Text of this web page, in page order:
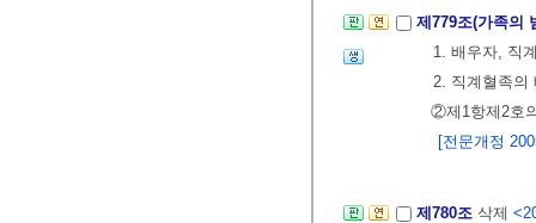
제779조(가족의
1. 배우자, 직
2. 직계혈족의
②제1항제2호
[전문개정
제780조 삭제